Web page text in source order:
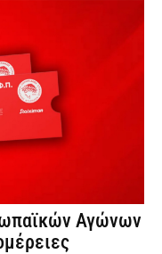
Αγώνων